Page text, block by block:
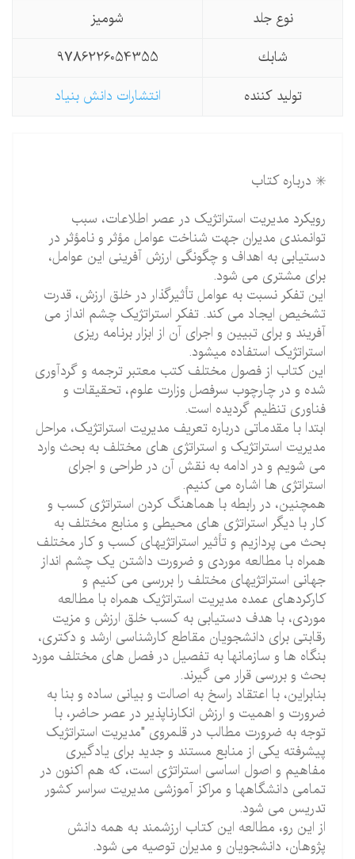
نوع جلد
شومیز
شابك
9786226054355
تولید كننده
انتشارات دانش بنیاد
✳️ درباره کتاب
رویکرد مدیریت استراتژیک در عصر اطلاعات، سبب
توانمندی مدیران جهت شناخت عوامل مؤثر و نامؤثر در
دستیابی به اهداف و چگونگی ارزش آفرینی این عوامل،
برای مشتری می شود.
این تفکر نسبت به عوامل تأثیرگذار در خلق ارزش، قدرت
تشخیص ایجاد می کند. تفکر استراتژیک چشم انداز می
آفریند و برای تبیین و اجرای آن از ابزار برنامه ریزی
استراتژیک استفاده میشود.
این کتاب از فصول مختلف کتب معتبر ترجمه و گردآوری
شده و در چارچوب سرفصل وزارت علوم، تحقیقات و
فناوری تنظیم گردیده است.
ابتدا با مقدماتی درباره تعریف مدیریت استراتژیک، مراحل
مدیریت استراتژیک و استراتژی های مختلف به بحث وارد
می شویم و در ادامه به نقش آن در طراحی و اجرای
استراتژی ها اشاره می کنیم.
همچنین، در رابطه با هماهنگ کردن استراتژی کسب و
کار با دیگر استراتژی های محیطی و منابع مختلف به
بحث می پردازیم و تأثیر استراتژیهای کسب و کار مختلف
همراه با مطالعه موردی و ضرورت داشتن یک چشم انداز
جهانی استراتژیهای مختلف را بررسی می کنیم و
کارکردهای عمده مدیریت استراتژیک همراه با مطالعه
موردی، با هدف دستیابی به کسب خلق ارزش و مزیت
رقابتی برای دانشجویان مقاطع کارشناسی ارشد و دکتری،
بنگاه ها و سازمانها به تفصیل در فصل های مختلف مورد
بحث و بررسی قرار می گیرند.
بنابراین، با اعتقاد راسخ به اصالت و بیانی ساده و بنا به
ضرورت و اهمیت و ارزش انکارناپذیر در عصر حاضر، با
توجه به ضرورت مطالب در قلمروی "مدیریت استراتژیک
پیشرفته یکی از منابع مستند و جدید برای یادگیری
مفاهیم و اصول اساسی استراتژی است، که هم اکنون در
تمامی دانشگاهها و مراکز آموزشی مدیریت سراسر کشور
تدریس می شود.
از این رو، مطالعه این کتاب ارزشمند به همه دانش
پژوهان، دانشجویان و مدیران توصیه می شود.